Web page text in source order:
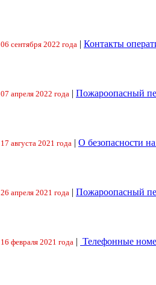
06 сентября 2022 года | Контакты
07 апреля 2022 года | Пожароопасный
17 августа 2021 года | О безопасности
26 апреля 2021 года | Пожароопасный
16 февраля 2021 года | Телефонные